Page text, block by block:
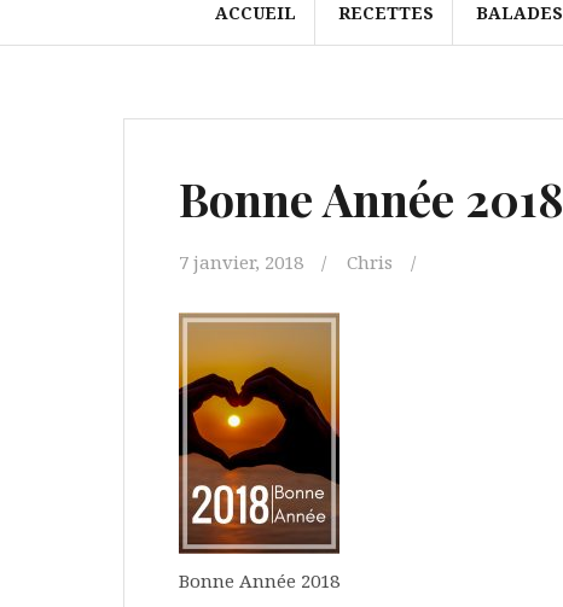
ACCUEIL RECETTES BALADES
Bonne Année 2018
7 janvier, 2018 Chris
Bonne Année 2018